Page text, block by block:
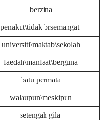
berzina
penakut\tidak brsemangat
universiti\maktab\sekolah
faedah\manfaat\berguna
batu permata
walaupun\meskipun
setengah gila